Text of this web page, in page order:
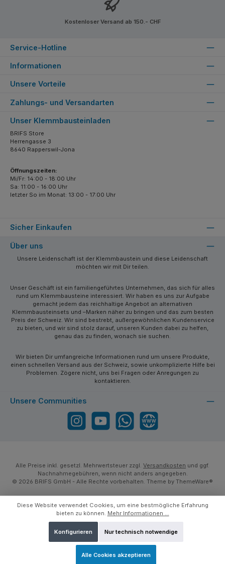
Kostenloser Versand ab 150.- CHF
Service-Hotline
Informationen
Unsere Vorteile
Zahlungs- und Versandarten
Sicher Einkaufen
Unser Klemmbausteinladen
BRIFS Store
Herrengasse 3
8640 Rapperswil-Jona
Öffnungszeiten:
Mi/Fr: 14:00 - 18:00 Uhr
Sa: 11:00 - 16:00 Uhr
letzter So im Monat: 13:00 - 17:00 Uhr
Über uns
Unsere Leidenschaft ist der Klemmbaustein und diese Leidenschaft
möchten wir mit Dir teilen.
Unser Geschäft ist ein familiengeführtes Unternehmen, das sich für alles
rund um Klemmbausteine interessiert. Wir haben es uns zur Aufgabe
gemacht jedem das reichhaltige Angebot an alternativen
Klemmbausteinsets und –Marken näher zu bringen und das zum besten
Preis der Schweiz. Wir sind bestrebt, außergewöhnlichen Kundenservice
zu bieten, und wir sind stolz darauf, unseren Kunden dabei zu helfen,
genau das zu finden, wonach sie suchen.
Wir bieten Dir umfangreiche Informationen rund um unsere Produkte,
einen schnellen Versand aus der Schweiz, sowie unkomplizierte Hilfe bei
Problemen. Zögere nicht, uns bei Fragen oder Anregungen zu
kontaktieren.
Unsere Communities
Instagram YouTube WhatsApp Website
Alle Preise inkl. gesetzl. Mehrwertsteuer zzgl. Versandkosten und ggf.
Nachnahmegebühren, wenn nicht anders angegeben.
© 2026 BRIFS GmbH - Alle Rechte vorbehalten. Theme by ThemeWare®
Diese Website verwendet Cookies, um eine bestmögliche Erfahrung
bieten zu können. Mehr Informationen ...
Nur technisch notwendige
Konfigurieren
Alle Cookies akzeptieren